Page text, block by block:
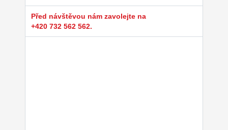
Před návštěvou nám zavolejte na
+420 732 562 562.